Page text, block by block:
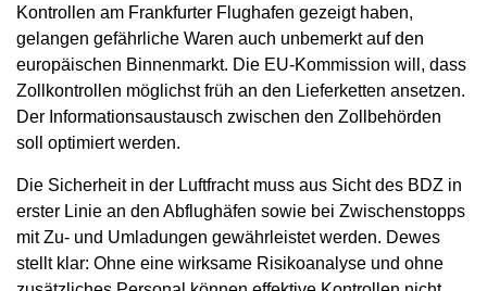
Kontrollen am Frankfurter Flughafen gezeigt haben,
gelangen gefährliche Waren auch unbemerkt auf den
europäischen Binnenmarkt. Die EU-Kommission will, dass
Zollkontrollen möglichst früh an den Lieferketten ansetzen.
Der Informationsaustausch zwischen den Zollbehörden
soll optimiert werden.
Die Sicherheit in der Luftfracht muss aus Sicht des BDZ in
erster Linie an den Abflughäfen sowie bei Zwischenstopps
mit Zu- und Umladungen gewährleistet werden. Dewes
stellt klar: Ohne eine wirksame Risikoanalyse und ohne